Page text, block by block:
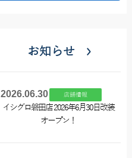
お知らせ
2026.06.30 店舗情報
イシグロ磐田店 2026年6月30日改装
オープン！